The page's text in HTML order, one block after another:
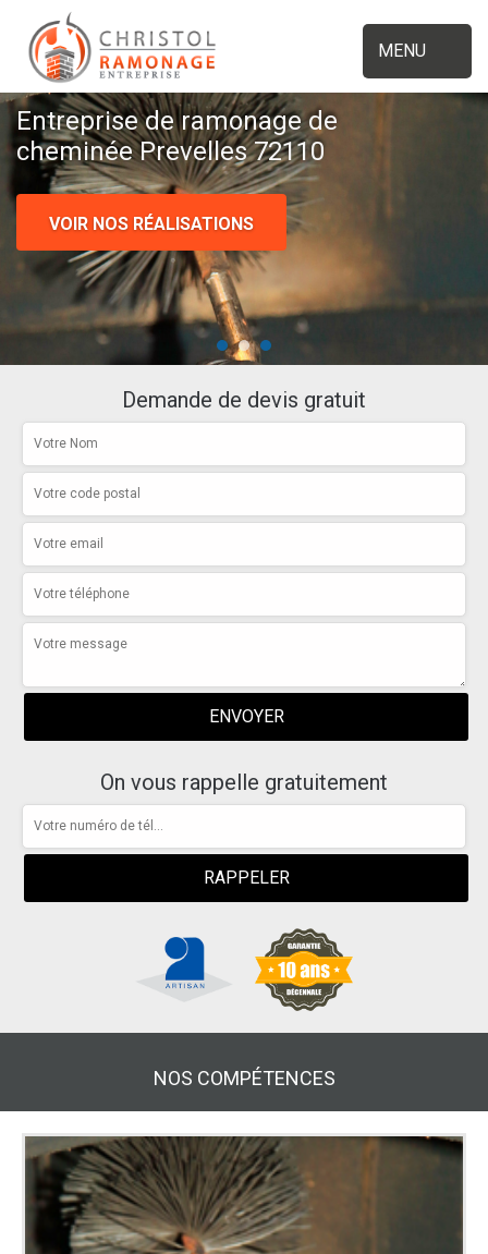
MENU
Entreprise de ramonage de
cheminée Prevelles 72110
VOIR NOS RÉALISATIONS
Demande de devis gratuit
On vous rappelle gratuitement
NOS COMPÉTENCES